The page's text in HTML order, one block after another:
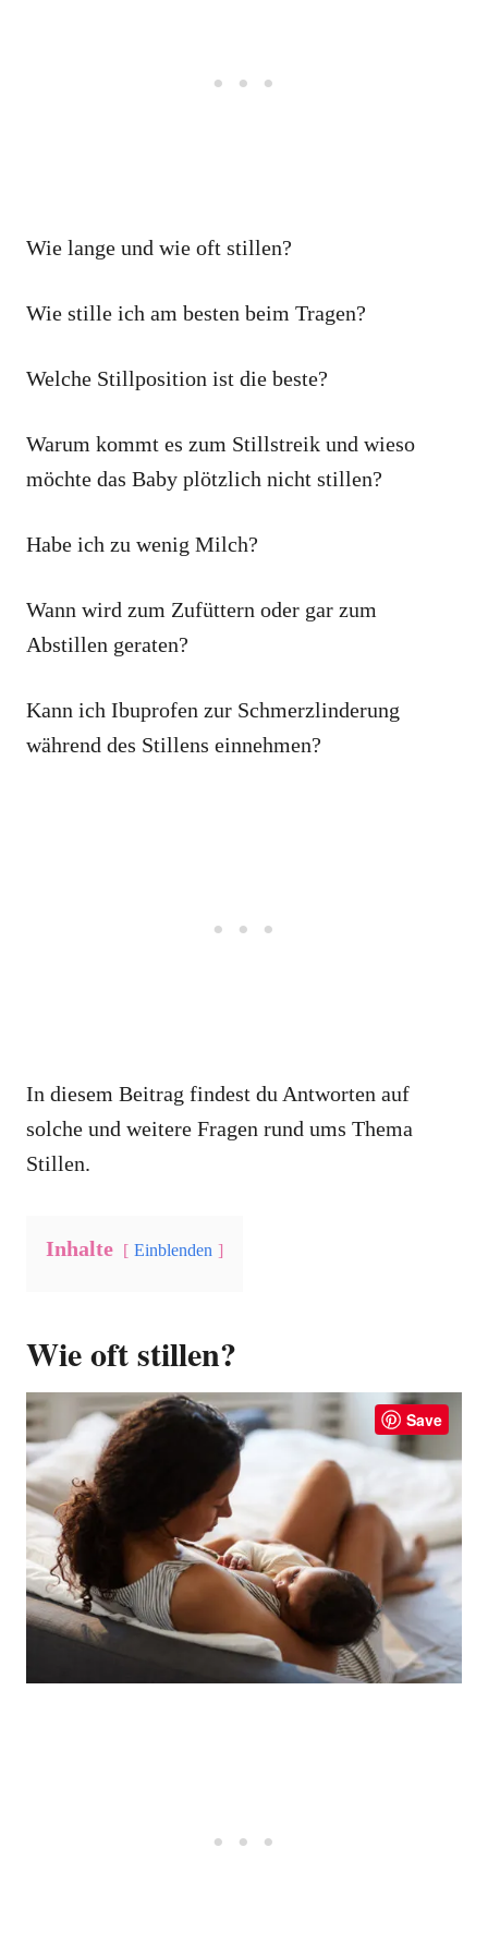
Wie lange und wie oft stillen?
Wie stille ich am besten beim Tragen?
Welche Stillposition ist die beste?
Warum kommt es zum Stillstreik und wieso
möchte das Baby plötzlich nicht stillen?
Habe ich zu wenig Milch?
Wann wird zum Zufüttern oder gar zum
Abstillen geraten?
Kann ich Ibuprofen zur Schmerzlinderung
während des Stillens einnehmen?
In diesem Beitrag findest du Antworten auf
solche und weitere Fragen rund ums Thema
Stillen.
Inhalte Einblenden
Wie oft stillen?
Save